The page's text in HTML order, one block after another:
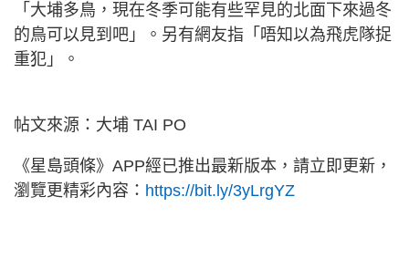
「大埔多鳥，現在冬季可能有些罕見的北面下來過冬
的鳥可以見到吧」。另有網友指「唔知以為飛虎隊捉
重犯」。
帖文來源：大埔 TAI PO
《星島頭條》APP經已推出最新版本，請立即更新，
瀏覽更精彩內容： https://bit.ly/3yLrgYZ